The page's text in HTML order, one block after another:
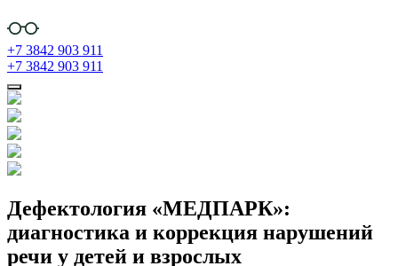
+7 3842 903 911
+7 3842 903 911
Дефектология «МЕДПАРК»:
диагностика и коррекция нарушений
речи у детей и взрослых